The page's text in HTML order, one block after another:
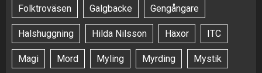
Folktroväsen Galgbacke Gengångare
Halshuggning Hilda Nilsson Häxor ITC
Magi Mord Myling Myrding Mystik